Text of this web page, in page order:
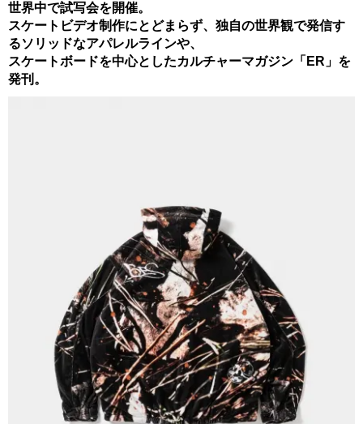
世界中で試写会を開催。
スケートビデオ制作にとどまらず、独自の世界観で発信す
るソリッドなアパレルラインや、
スケートボードを中心としたカルチャーマガジン「ER」を
発刊。